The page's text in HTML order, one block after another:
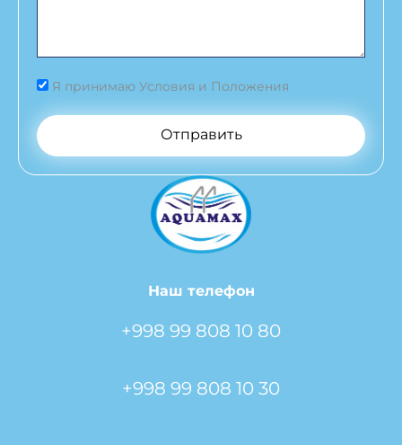
Я принимаю Условия и Положения
Отправить
Наш телефон
+998 99 808 10 80
+998 99 808 10 30